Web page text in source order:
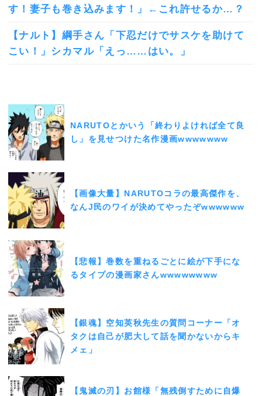
す！妻子も巻き込みます！」←これ許せるか…？
【ナルト】綱手さん「下忍だけでサスケを助けて
こい！」シカマル「えっ……はい。」
NARUTOとかいう「終わりよければ全て良
し」を見せつけた名作漫画wwwwwww
【画像大量】NARUTOコラの最高傑作を、
なんJ民のワイが決めてやったぞwwwwww
【悲報】巻数を重ねるごとに絵が下手にな
るタイプの漫画家さんwwwwwwww
【銀魂】空知英秋先生の質問コーナー「オ
タクは自己が肥大して話を聞かないからキ
メェ」
【鬼滅の刃】お館様「無残倒すために自爆